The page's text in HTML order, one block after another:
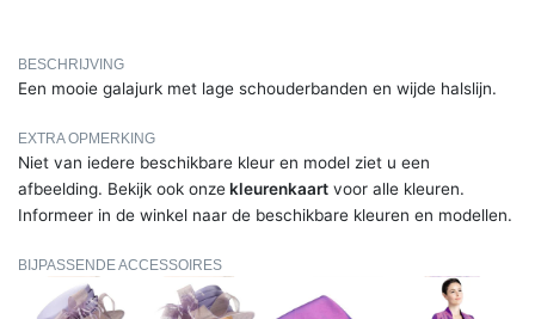
BESCHRIJVING
Een mooie galajurk met lage schouderbanden en wijde halslijn.
EXTRA OPMERKING
Niet van iedere beschikbare kleur en model ziet u een
afbeelding. Bekijk ook onzekleurenkaart voor alle kleuren.
Informeer in de winkel naar de beschikbare kleuren en modellen.
BIJPASSENDE ACCESSOIRES